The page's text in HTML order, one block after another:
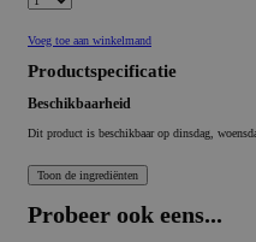
Voeg toe aan winkelmand
Productspecificatie
Beschikbaarheid
Dit product is beschikbaar op dinsdag,
Probeer ook eens...